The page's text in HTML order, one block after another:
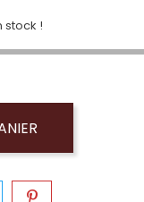
stock !